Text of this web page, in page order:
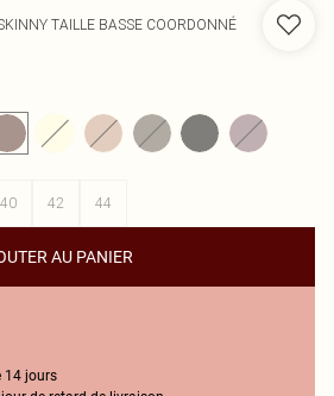
TAILLE BASSE COORDONNÉ
40 42 44
AU PANIER
14 jours